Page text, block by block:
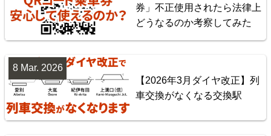
東北地方臨海鉄道配線略図 福島・仙台・秋田・八戸
臨海鉄道
券」不正使用されたら法律上
どうなるのか考察してみた
【2026年3月ダイヤ改正】列
車交換がなくなる交換駅
8 Mar. 2026